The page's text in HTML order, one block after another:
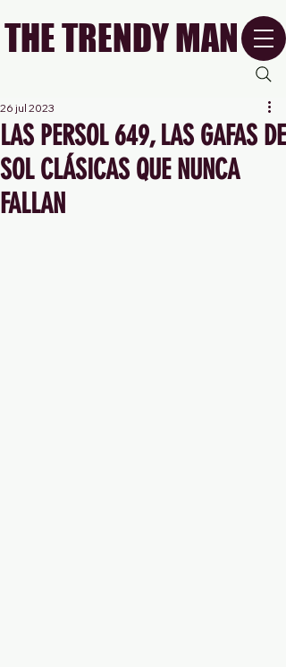
THE TRENDY MAN
LAS PERSOL 649, LAS GAFAS DE
SOL CLÁSICAS QUE NUNCA
FALLAN
26 jul 2023